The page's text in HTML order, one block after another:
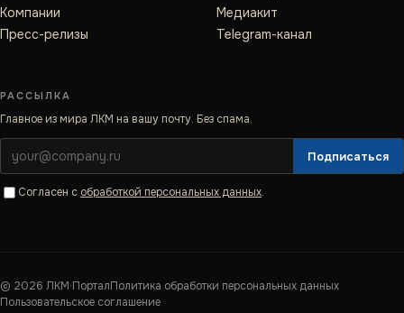
Компании
Пресс-релизы
Медиакит
Telegram-канал
РАССЫЛКА
Главное из мира ЛКМ на вашу почту. Без спама.
Подписаться
Согласен с обработкой персональных данных.
© 2026 ЛКМ·ПорталПолитика обработки персональных данных
Пользовательское соглашение